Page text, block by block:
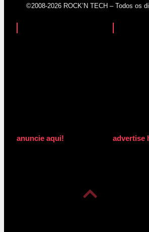
©2008-2026 ROCK’N TECH – Todos os
anuncie aqui! advertise